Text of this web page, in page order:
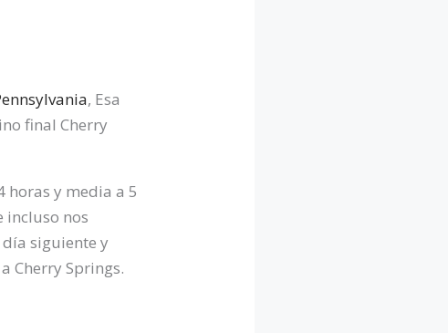
, Esa
final Cherry
horas y media a 5
incluso nos
siguiente y
Cherry Springs.